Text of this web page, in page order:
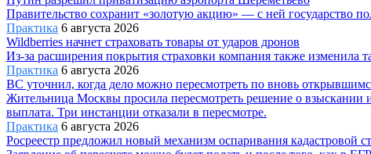
Правительство сохранит «золотую акцию» — с ней государство
Практика 6 августа 2026
Wildberries начнет страховать товары от ударов дронов
Из-за расширения покрытия страховки компания также изменила
Практика 6 августа 2026
ВС уточнил, когда дело можно пересмотреть по вновь
Жительница Москвы просила пересмотреть решение о взыскании
выплата. Три инстанции отказали в пересмотре.
Практика 6 августа 2026
Росреестр предложил новый механизм оспаривания кадастровой